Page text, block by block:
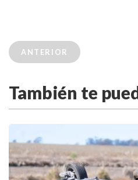
ANTERIOR
También te